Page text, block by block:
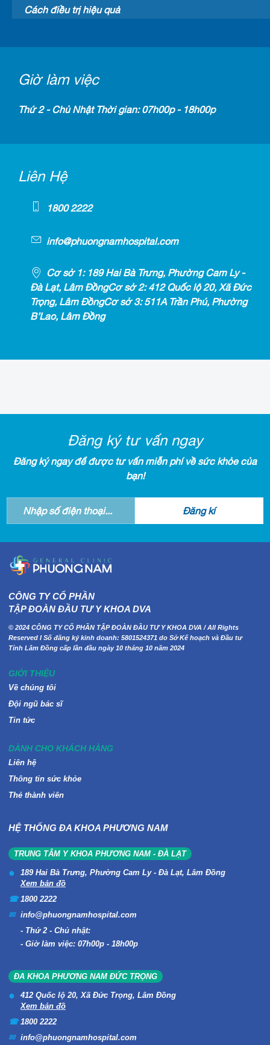
Cách điều trị hiệu quả
Giờ làm việc
Thứ 2 - Chủ Nhật Thời gian: 07h00p - 18h00p
Liên Hệ
1800 2222
info@phuongnamhospital.com
Cơ sở 1: 189 Hai Bà Trưng, Phường Cam Ly -
Đà Lạt, Lâm ĐồngCơ sở 2: 412 Quốc lộ 20, Xã Đức
Trọng, Lâm ĐồngCơ sở 3: 511A Trần Phú, Phường
B’Lao, Lâm Đồng
Đăng ký tư vấn ngay
Đăng ký ngay để được tư vấn miễn phí về sức khỏe của
bạn!
CÔNG TY CỔ PHẦN
TẬP ĐOÀN ĐẦU TƯ Y KHOA DVA
© 2024 CÔNG TY CỔ PHẦN TẬP ĐOÀN ĐẦU TƯ Y KHOA DVA / All Rights
Reserved I Số đăng ký kinh doanh: 5801524371 do Sở Kế hoạch và Đầu tư
Tỉnh Lâm Đồng cấp lần đầu ngày 10 tháng 10 năm 2024
GIỚI THIỆU
Về chúng tôi
Đội ngũ bác sĩ
Tin tức
DÀNH CHO KHÁCH HÀNG
Liên hệ
Thông tin sức khỏe
Thẻ thành viên
HỆ THỐNG ĐA KHOA PHƯƠNG NAM
TRUNG TÂM Y KHOA PHƯƠNG NAM - ĐÀ LẠT
189 Hai Bà Trưng, Phường Cam Ly - Đà Lạt, Lâm Đồng
Xem bản đồ
1800 2222
info@phuongnamhospital.com
Thứ 2 - Chủ nhật:
Giờ làm việc: 07h00p - 18h00p
ĐA KHOA PHƯƠNG NAM ĐỨC TRỌNG
412 Quốc lộ 20, Xã Đức Trọng, Lâm Đồng
Xem bản đồ
1800 2222
info@phuongnamhospital.com